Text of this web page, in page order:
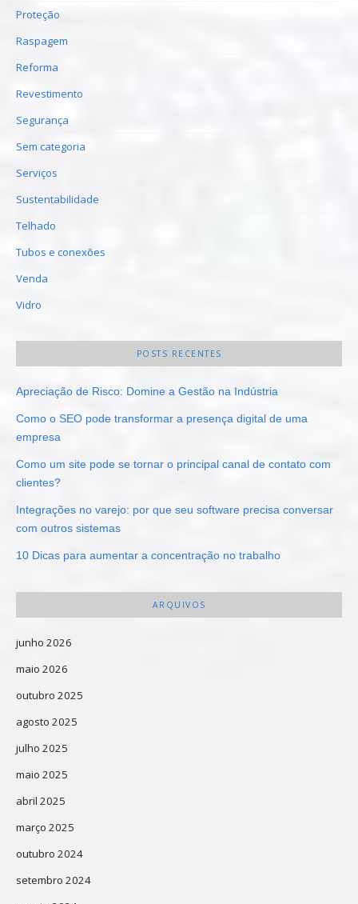
Proteção
Raspagem
Reforma
Revestimento
Segurança
Sem categoria
Serviços
Sustentabilidade
Telhado
Tubos e conexões
Venda
Vidro
POSTS RECENTES
Apreciação de Risco: Domine a Gestão na Indústria
Como o SEO pode transformar a presença digital de uma
empresa
Como um site pode se tornar o principal canal de contato com
clientes?
Integrações no varejo: por que seu software precisa conversar
com outros sistemas
10 Dicas para aumentar a concentração no trabalho
ARQUIVOS
junho 2026
maio 2026
outubro 2025
agosto 2025
julho 2025
maio 2025
abril 2025
março 2025
outubro 2024
setembro 2024